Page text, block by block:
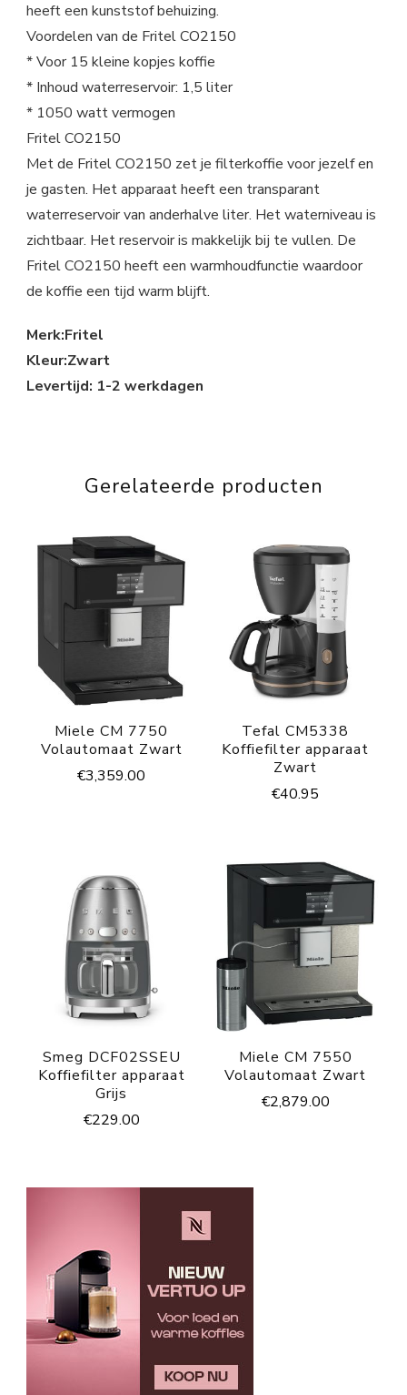
heeft een kunststof behuizing.
Voordelen van de Fritel CO2150
* Voor 15 kleine kopjes koffie
* Inhoud waterreservoir: 1,5 liter
* 1050 watt vermogen
Fritel CO2150
Met de Fritel CO2150 zet je filterkoffie voor jezelf en
je gasten. Het apparaat heeft een transparant
waterreservoir van anderhalve liter. Het waterniveau is
zichtbaar. Het reservoir is makkelijk bij te vullen. De
Fritel CO2150 heeft een warmhoudfunctie waardoor
de koffie een tijd warm blijft.
Merk:Fritel
Kleur:Zwart
Levertijd: 1-2 werkdagen
Gerelateerde producten
Miele CM 7750
Volautomaat Zwart
€3,359.00
Tefal CM5338
Koffiefilter apparaat
Zwart
€40.95
Smeg DCF02SSEU
Koffiefilter apparaat
Grijs
€229.00
Miele CM 7550
Volautomaat Zwart
€2,879.00